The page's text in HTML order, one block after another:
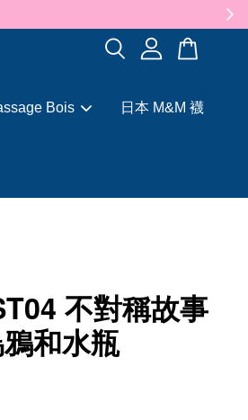
Bois 日本 M&M 襪
不對稱故事
和水瓶